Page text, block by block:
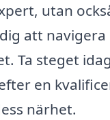
utan
att navigera
Ta steget
en
närhet.